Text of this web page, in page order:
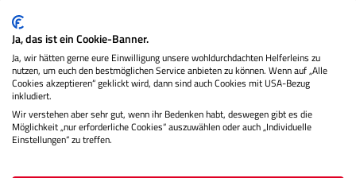
Produktgalerie überspringen
Kunden kauften auch
Ja, das ist ein Cookie-Banner.
Ja, wir hätten gerne eure Einwilligung unsere wohldurchdachten Helferleins zu
nutzen, um euch den bestmöglichen Service anbieten zu können. Wenn auf „Alle
Cookies akzeptieren“ geklickt wird, dann sind auch Cookies mit USA-Bezug
inkludiert.
Wir verstehen aber sehr gut, wenn ihr Bedenken habt, deswegen gibt es die
Möglichkeit „nur erforderliche Cookies“ auszuwählen oder auch „Individuelle
Einstellungen“ zu treffen.